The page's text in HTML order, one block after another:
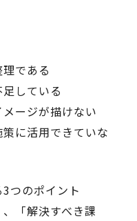
である
している
ージが描けない
に活用できていな
つのポイント
「解決すべき課